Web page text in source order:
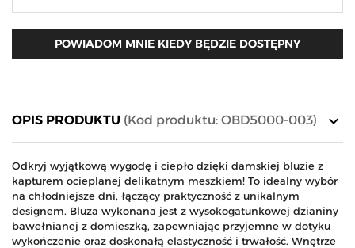
POWIADOM MNIE KIEDY BĘDZIE DOSTĘPNY
keyboard_arrow_down
OPIS PRODUKTU (Kod produktu: OBD5000-003)
Odkryj wyjątkową wygodę i ciepło dzięki damskiej bluzie z
kapturem ocieplanej delikatnym meszkiem! To idealny wybór
na chłodniejsze dni, łączący praktyczność z unikalnym
designem. Bluza wykonana jest z wysokogatunkowej dzianiny
bawełnianej z domieszką, zapewniając przyjemne w dotyku
wykończenie oraz doskonałą elastyczność i trwałość. Wnętrze